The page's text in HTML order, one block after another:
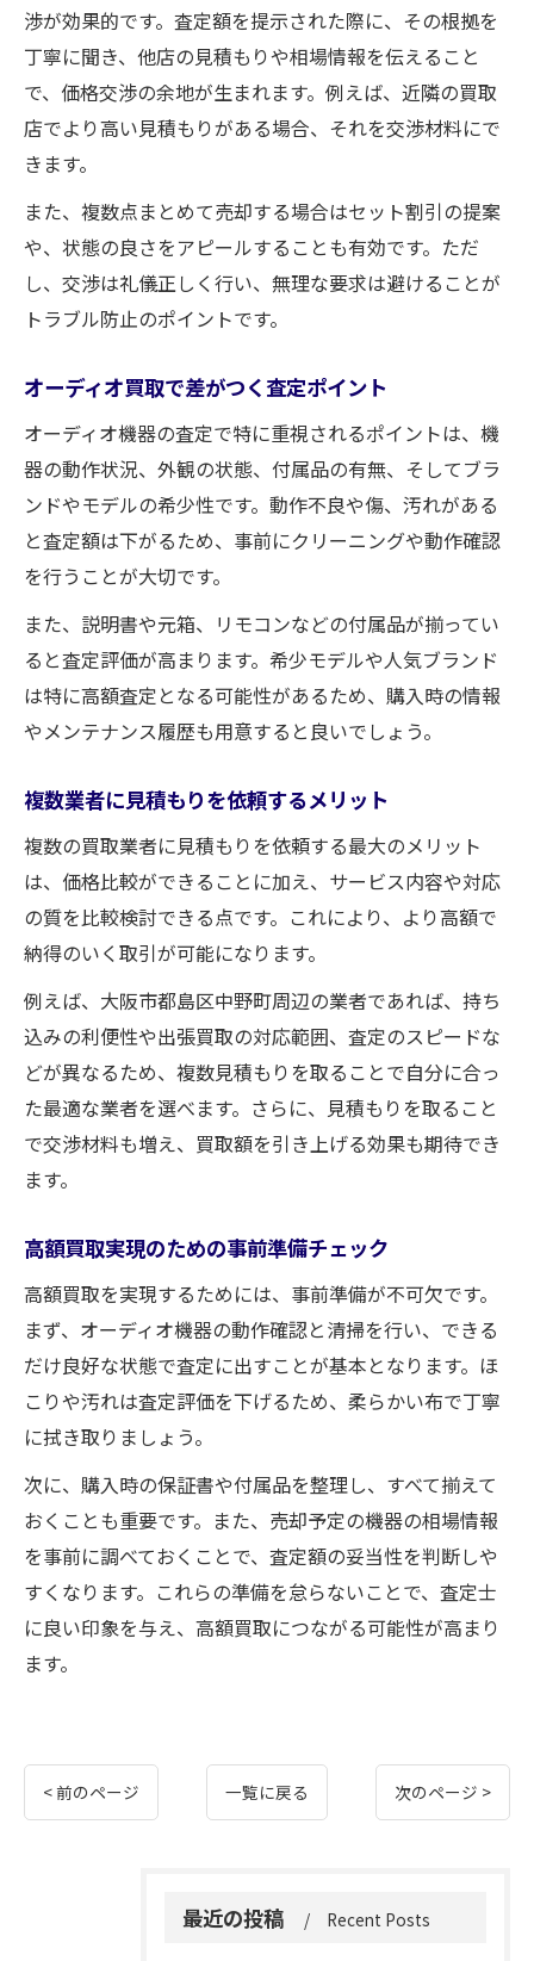
渉が効果的です。査定額を提示された際に、その根拠を
丁寧に聞き、他店の見積もりや相場情報を伝えること
で、価格交渉の余地が生まれます。例えば、近隣の買取
店でより高い見積もりがある場合、それを交渉材料にで
きます。
また、複数点まとめて売却する場合はセット割引の提案
や、状態の良さをアピールすることも有効です。ただ
し、交渉は礼儀正しく行い、無理な要求は避けることが
トラブル防止のポイントです。
オーディオ買取で差がつく査定ポイント
オーディオ機器の査定で特に重視されるポイントは、機
器の動作状況、外観の状態、付属品の有無、そしてブラ
ンドやモデルの希少性です。動作不良や傷、汚れがある
と査定額は下がるため、事前にクリーニングや動作確認
を行うことが大切です。
また、説明書や元箱、リモコンなどの付属品が揃ってい
ると査定評価が高まります。希少モデルや人気ブランド
は特に高額査定となる可能性があるため、購入時の情報
やメンテナンス履歴も用意すると良いでしょう。
複数業者に見積もりを依頼するメリット
複数の買取業者に見積もりを依頼する最大のメリット
は、価格比較ができることに加え、サービス内容や対応
の質を比較検討できる点です。これにより、より高額で
納得のいく取引が可能になります。
例えば、大阪市都島区中野町周辺の業者であれば、持ち
込みの利便性や出張買取の対応範囲、査定のスピードな
どが異なるため、複数見積もりを取ることで自分に合っ
た最適な業者を選べます。さらに、見積もりを取ること
で交渉材料も増え、買取額を引き上げる効果も期待でき
ます。
高額買取実現のための事前準備チェック
高額買取を実現するためには、事前準備が不可欠です。
まず、オーディオ機器の動作確認と清掃を行い、できる
だけ良好な状態で査定に出すことが基本となります。ほ
こりや汚れは査定評価を下げるため、柔らかい布で丁寧
に拭き取りましょう。
次に、購入時の保証書や付属品を整理し、すべて揃えて
おくことも重要です。また、売却予定の機器の相場情報
を事前に調べておくことで、査定額の妥当性を判断しや
すくなります。これらの準備を怠らないことで、査定士
に良い印象を与え、高額買取につながる可能性が高まり
ます。
< 前のページ 一覧に戻る 次のページ >
最近の投稿 Recent Posts